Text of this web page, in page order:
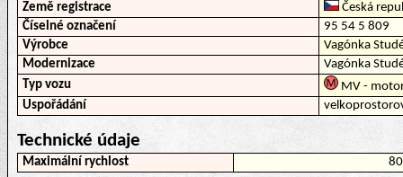
Země registrace
Česká
Číselné označení
95 54 5 809
Výrobce
Vagónka
Modernizace
Vagónka
Typ vozu
MV -
Uspořádání
Technické údaje
Maximální rychlost 80